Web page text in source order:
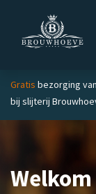
Gratis bezorging
bij slijterij